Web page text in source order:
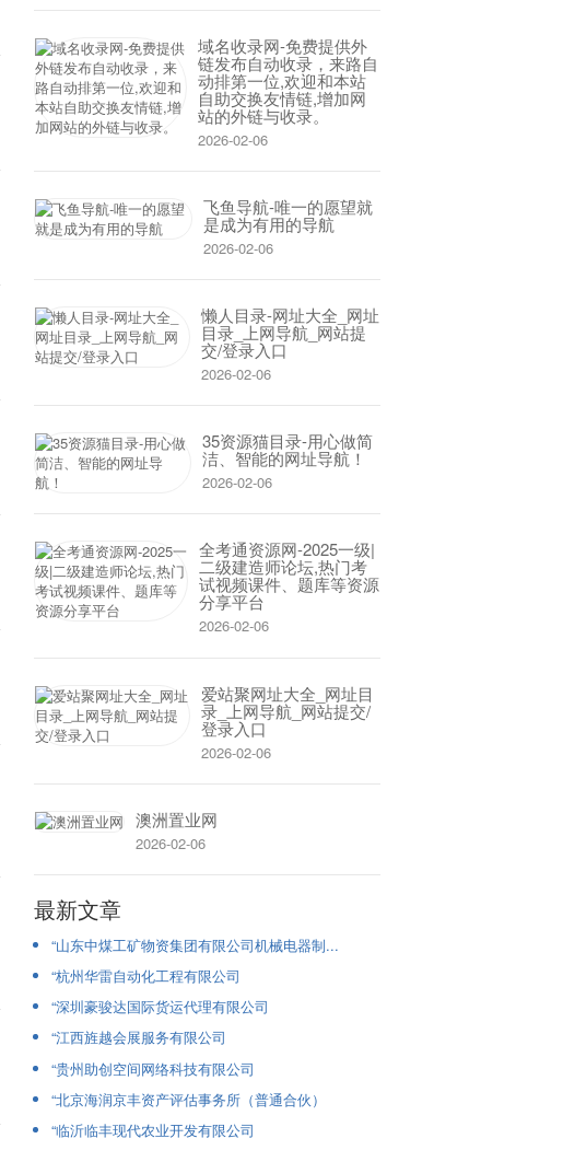
域名收录网-免费提供外
链发布自动收录，来路自
动排第一位,欢迎和本站
自助交换友情链,增加网
站的外链与收录。
2026-02-06
飞鱼导航-唯一的愿望就
是成为有用的导航
2026-02-06
懒人目录-网址大全_网址
目录_上网导航_网站提
交/登录入口
2026-02-06
35资源猫目录-用心做简
洁、智能的网址导航！
2026-02-06
全考通资源网-2025一级|
二级建造师论坛,热门考
试视频课件、题库等资源
分享平台
2026-02-06
爱站聚网址大全_网址目
录_上网导航_网站提交/
登录入口
2026-02-06
澳洲置业网
2026-02-06
最新文章
“山东中煤工矿物资集团有限公司机械电器制...
“杭州华雷自动化工程有限公司
“深圳豪骏达国际货运代理有限公司
“江西旌越会展服务有限公司
“贵州助创空间网络科技有限公司
“北京海润京丰资产评估事务所（普通合伙）
“临沂临丰现代农业开发有限公司